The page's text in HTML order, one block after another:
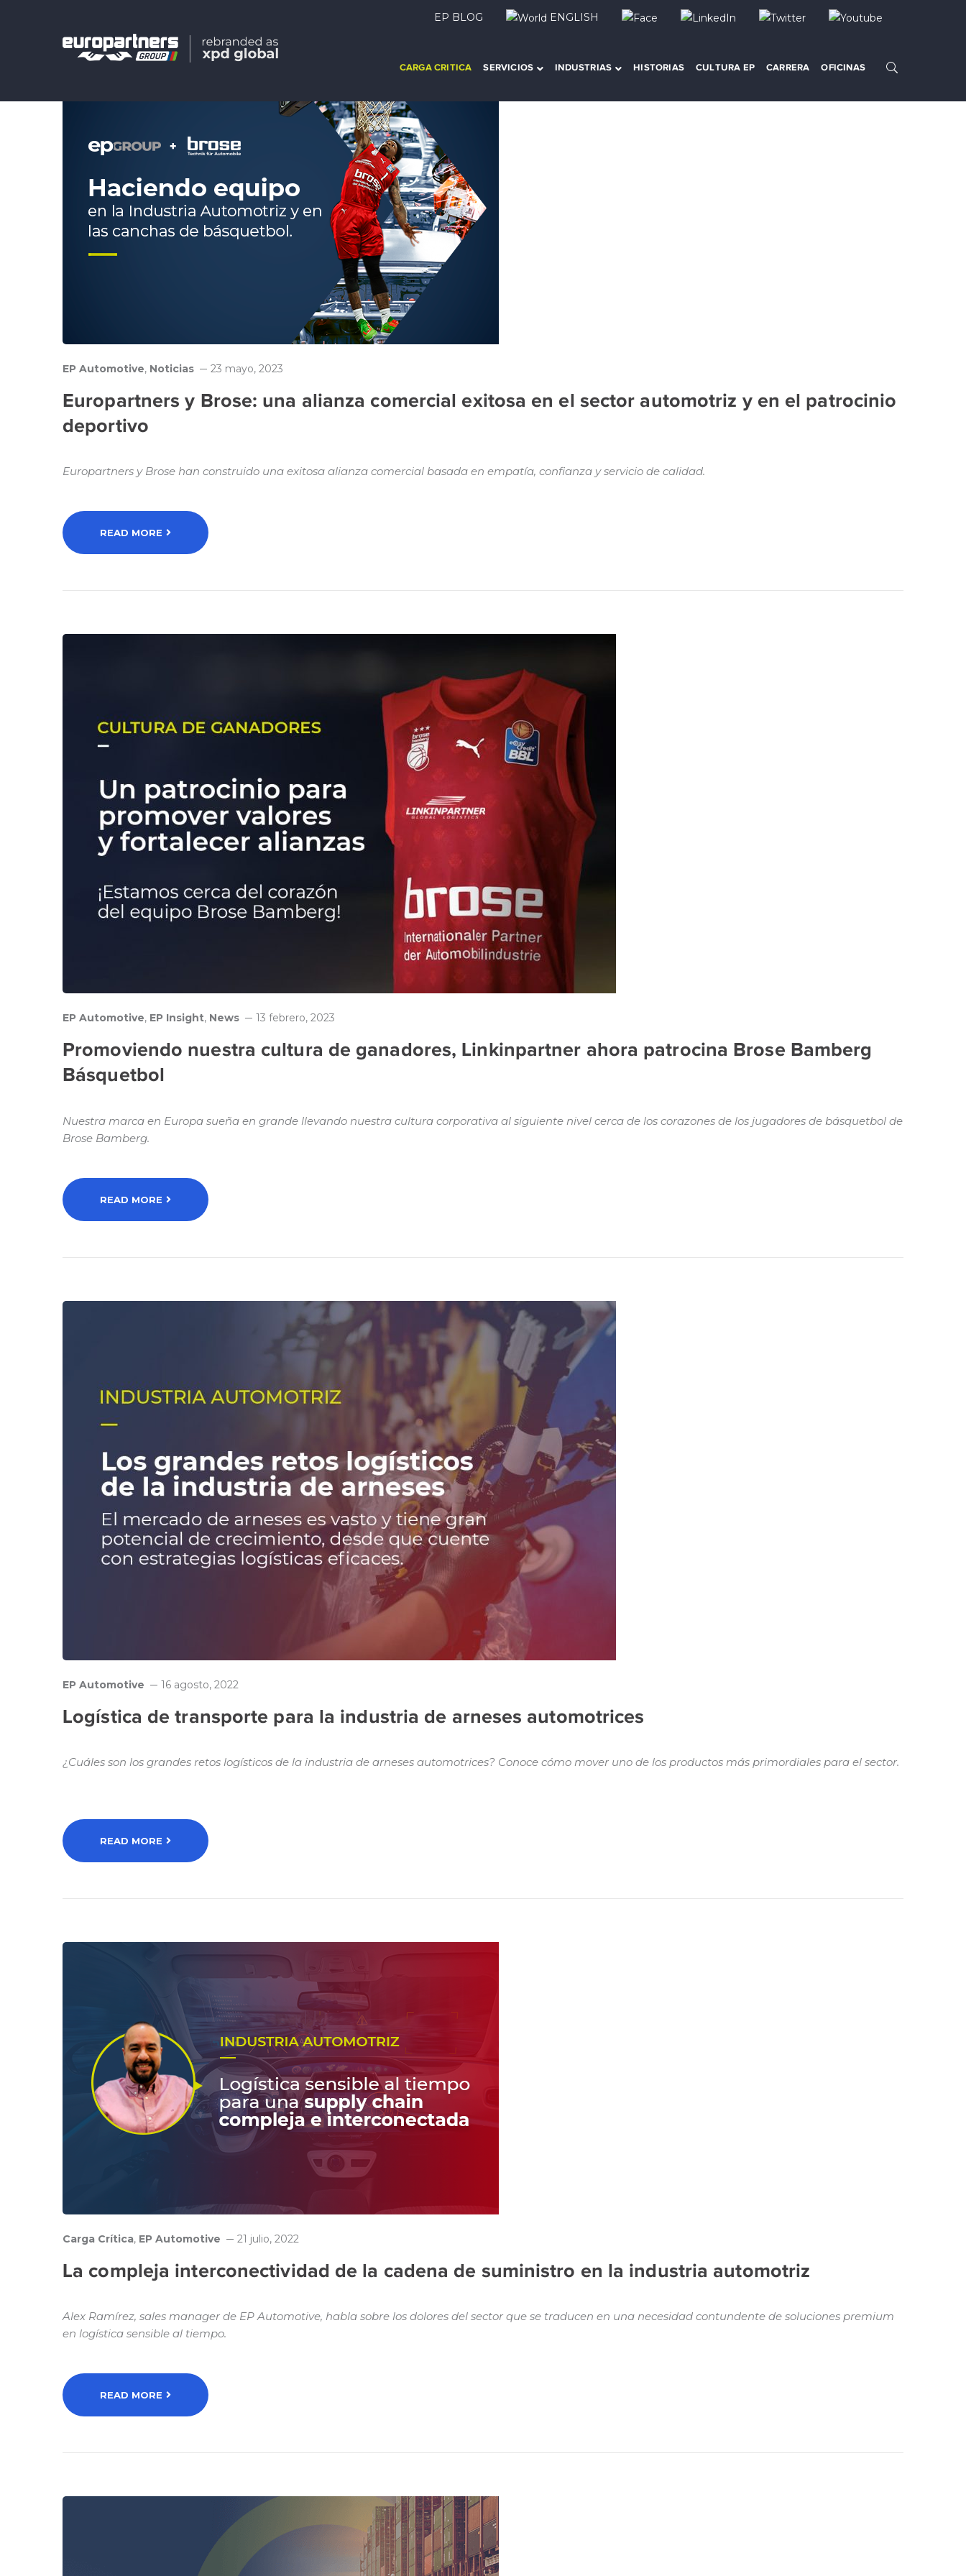
EP BLOG ENGLISH
CARGA CRITICA SERVICIOS INDUSTRIAS HISTORIAS CULTURA EP CARRERA OFICINAS
EP Automotive, Noticias 23 mayo, 2023
Europartners y Brose: una alianza comercial exitosa en el sector automotriz y en el patrocinio
deportivo
Europartners y Brose han construido una exitosa alianza comercial basada en empatía, confianza y servicio de calidad.
READ MORE
EP Automotive, EP Insight, News 13 febrero, 2023
Promoviendo nuestra cultura de ganadores, Linkinpartner ahora patrocina Brose Bamberg
Básquetbol
Nuestra marca en Europa sueña en grande llevando nuestra cultura corporativa al siguiente nivel cerca de los corazones de los jugadores de básquetbol de
Brose Bamberg.
READ MORE
EP Automotive 16 agosto, 2022
Logística de transporte para la industria de arneses automotrices
¿Cuáles son los grandes retos logísticos de la industria de arneses automotrices? Conoce cómo mover uno de los productos más primordiales para el sector.
READ MORE
Carga Crítica, EP Automotive 21 julio, 2022
La compleja interconectividad de la cadena de suministro en la industria automotriz
Alex Ramírez, sales manager de EP Automotive, habla sobre los dolores del sector que se traducen en una necesidad contundente de soluciones premium
en logística sensible al tiempo.
READ MORE